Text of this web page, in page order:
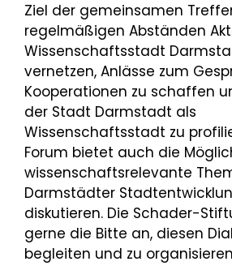
Ziel der gemeinsamen
regelmäßigen Abständen
Wissenschaftsstadt
vernetzen, Anlässe zum
Kooperationen zu schaffen
der Stadt Darmstadt als
Wissenschaftsstadt zu
Forum bietet auch die
wissenschaftsrelevante
Darmstädter
diskutieren. Die Schader-
gerne die Bitte an, diesen
begleiten und zu